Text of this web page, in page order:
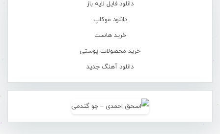
دانلود فایل لایه باز
دانلود موکاپ
خرید هاست
خرید محصولات پوستی
دانلود آهنگ جدید